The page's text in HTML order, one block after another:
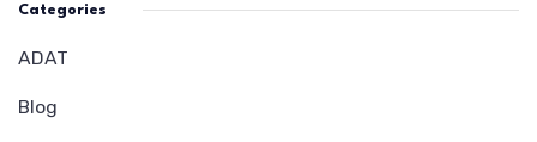
Categories
ADAT
Blog